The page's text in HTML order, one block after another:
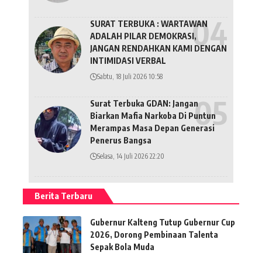
SURAT TERBUKA : WARTAWAN
ADALAH PILAR DEMOKRASI,
JANGAN RENDAHKAN KAMI DENGAN
INTIMIDASI VERBAL
Sabtu, 18 Juli 2026 10:58
Surat Terbuka GDAN: Jangan
Biarkan Mafia Narkoba Di Puntun
Merampas Masa Depan Generasi
Penerus Bangsa
Selasa, 14 Juli 2026 22:20
Berita Terbaru
Gubernur Kalteng Tutup Gubernur Cup
2026, Dorong Pembinaan Talenta
Sepak Bola Muda